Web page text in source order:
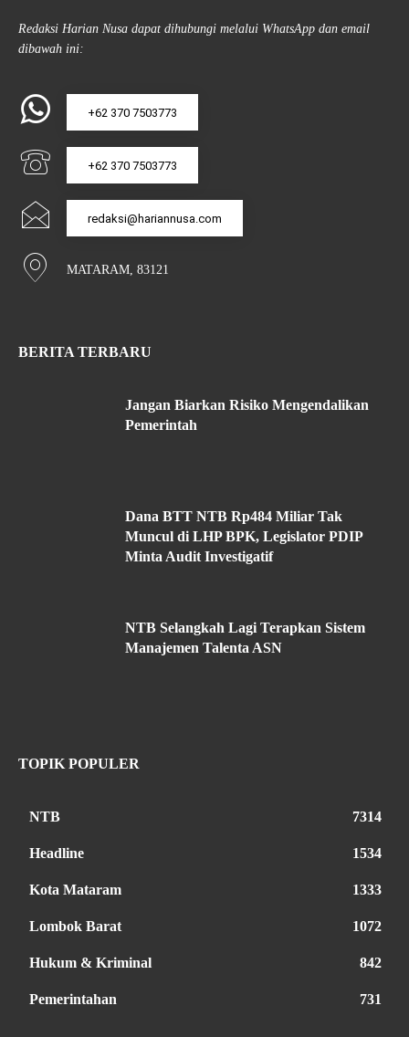
Redaksi Harian Nusa dapat dihubungi melalui WhatsApp dan email
dibawah ini:
+62 370 7503773
+62 370 7503773
redaksi@hariannusa.com
MATARAM, 83121
BERITA TERBARU
Jangan Biarkan Risiko Mengendalikan
Pemerintah
Dana BTT NTB Rp484 Miliar Tak
Muncul di LHP BPK, Legislator PDIP
Minta Audit Investigatif
NTB Selangkah Lagi Terapkan Sistem
Manajemen Talenta ASN
TOPIK POPULER
NTB 7314
Headline 1534
Kota Mataram 1333
Lombok Barat 1072
Hukum & Kriminal 842
Pemerintahan 731